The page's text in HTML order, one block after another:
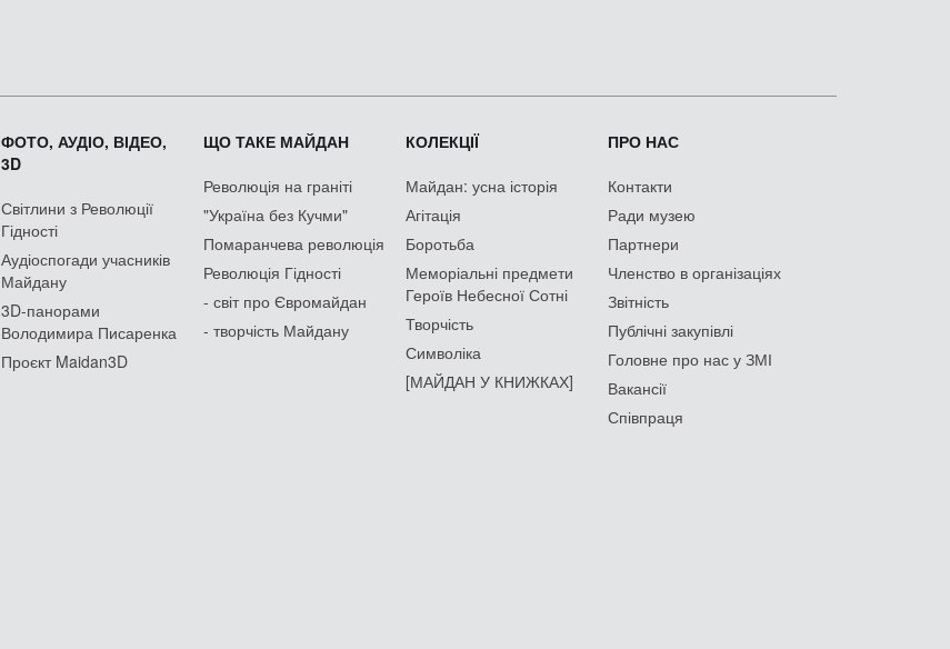
ФОТО, АУДІО, ВІДЕО,
3D
Світлини з Революції
Гідності
Аудіоспогади учасників
Майдану
3D-панорами
Володимира Писаренка
Проєкт Maidan3D
ЩО ТАКЕ МАЙДАН
Революція на граніті
"Україна без Кучми"
Помаранчева революція
Революція Гідності
- світ про Євромайдан
- творчість Майдану
КОЛЕКЦІЇ
Майдан: усна історія
Агітація
Боротьба
Меморіальні предмети
Героїв Небесної Сотні
Творчість
Символіка
[МАЙДАН У КНИЖКАХ]
ПРО НАС
Контакти
Ради музею
Партнери
Членство в організаціях
Звітність
Публічні закупівлі
Головне про нас у ЗМІ
Вакансії
Співпраця